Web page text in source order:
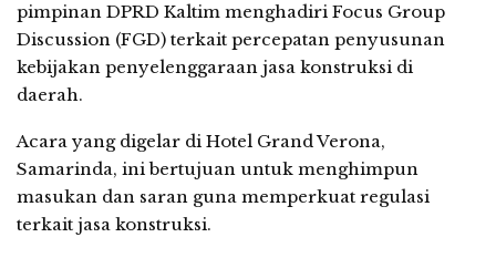
pimpinan DPRD Kaltim menghadiri Focus Group
Discussion (FGD) terkait percepatan penyusunan
kebijakan penyelenggaraan jasa konstruksi di
daerah.
Acara yang digelar di Hotel Grand Verona,
Samarinda, ini bertujuan untuk menghimpun
masukan dan saran guna memperkuat regulasi
terkait jasa konstruksi.